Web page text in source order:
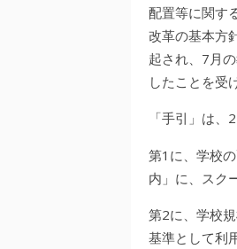
配置等に関す
改革の基本方
起され、7月
したことを受
「手引」は、
第1に、学校
内」に、スク
第2に、学校
基準として利